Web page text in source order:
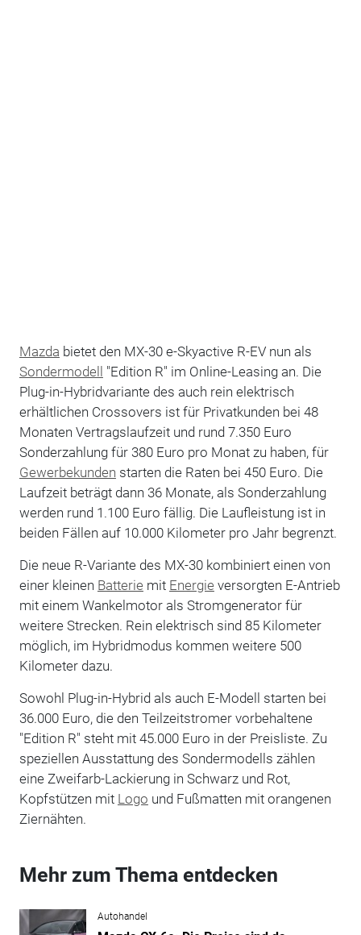
Mazda bietet den MX-30 e-Skyactive R-EV nun als
Sondermodell "Edition R" im Online-Leasing an. Die
Plug-in-Hybridvariante des auch rein elektrisch
erhältlichen Crossovers ist für Privatkunden bei 48
Monaten Vertragslaufzeit und rund 7.350 Euro
Sonderzahlung für 380 Euro pro Monat zu haben, für
Gewerbekunden starten die Raten bei 450 Euro. Die
Laufzeit beträgt dann 36 Monate, als Sonderzahlung
werden rund 1.100 Euro fällig. Die Laufleistung ist in
beiden Fällen auf 10.000 Kilometer pro Jahr begrenzt.
Die neue R-Variante des MX-30 kombiniert einen von
einer kleinen Batterie mit Energie versorgten E-Antrieb
mit einem Wankelmotor als Stromgenerator für
weitere Strecken. Rein elektrisch sind 85 Kilometer
möglich, im Hybridmodus kommen weitere 500
Kilometer dazu.
Sowohl Plug-in-Hybrid als auch E-Modell starten bei
36.000 Euro, die den Teilzeitstromer vorbehaltene
"Edition R" steht mit 45.000 Euro in der Preisliste. Zu
speziellen Ausstattung des Sondermodells zählen
eine Zweifarb-Lackierung in Schwarz und Rot,
Kopfstützen mit Logo und Fußmatten mit orangenen
Ziernähten.
Mehr zum Thema entdecken
Autohandel